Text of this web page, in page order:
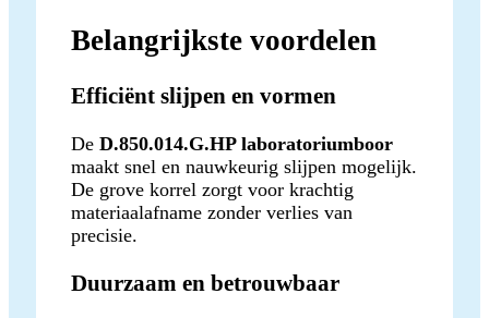
Belangrijkste voordelen
Efficiënt slijpen en vormen
De D.850.014.G.HP laboratoriumboor
maakt snel en nauwkeurig slijpen mogelijk.
De grove korrel zorgt voor krachtig
materiaalafname zonder verlies van
precisie.
Duurzaam en betrouwbaar